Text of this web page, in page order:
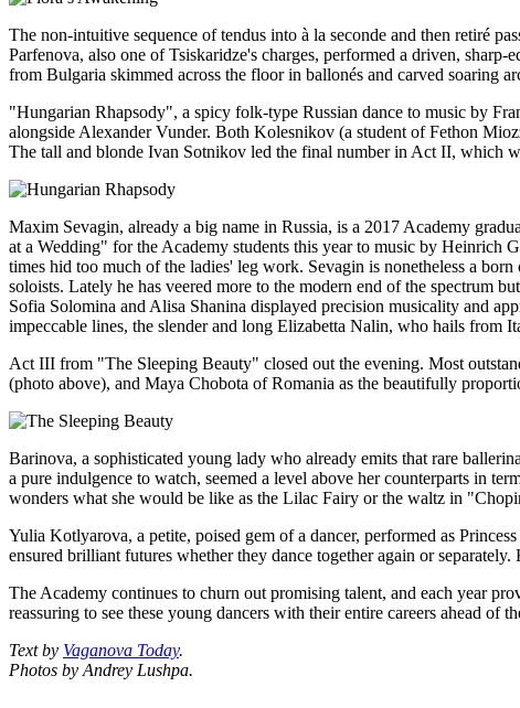
The non-intuitive sequence of tendus into à la seconde and then retiré
Parfenova, also one of Tsiskaridze's charges, performed a driven,
from Bulgaria skimmed across the floor in ballonés and carved soaring
"Hungarian Rhapsody", a spicy folk-type Russian dance to music by
alongside Alexander Vunder. Both Kolesnikov (a student of Fethon
The tall and blonde Ivan Sotnikov led the final number in Act II, which
Maxim Sevagin, already a big name in Russia, is a 2017 Academy
at a Wedding" for the Academy students this year to music by Heinrich
times hid too much of the ladies' leg work. Sevagin is nonetheless a
soloists. Lately he has veered more to the modern end of the spectrum
Sofia Solomina and Alisa Shanina displayed precision musicality and
impeccable lines, the slender and long Elizabetta Nalin, who hails from
Act III from "The Sleeping Beauty" closed out the evening. Most
(photo above), and Maya Chobota of Romania as the beautifully
Barinova, a sophisticated young lady who already emits that rare
a pure indulgence to watch, seemed a level above her counterparts in
wonders what she would be like as the Lilac Fairy or the waltz in
Yulia Kotlyarova, a petite, poised gem of a dancer, performed as
ensured brilliant futures whether they dance together again or
The Academy continues to churn out promising talent, and each year
reassuring to see these young dancers with their entire careers ahead
Text by Vaganova Today.
Photos by Andrey Lushpa.